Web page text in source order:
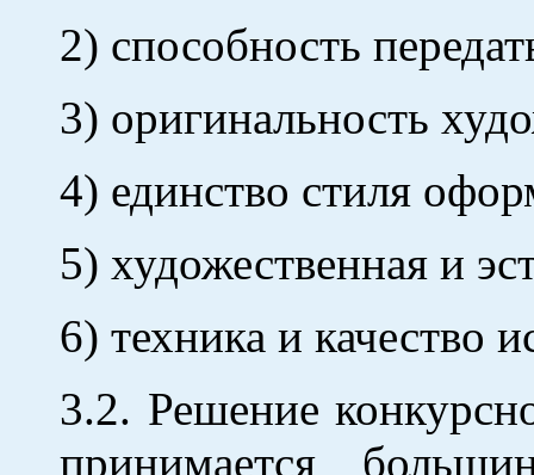
2) способность
3) оригинальность
4) единство стиля
5) художественная и
6) техника и качество
3.2. Решение
принимается